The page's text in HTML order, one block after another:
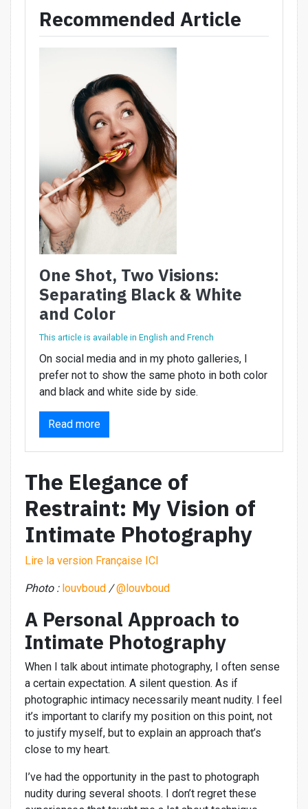
Recommended Article
One Shot, Two Visions:
Separating Black & White
and Color
This article is available in English and French
On social media and in my photo galleries, I
prefer not to show the same photo in both color
and black and white side by side.
Read more
The Elegance of
Restraint: My Vision of
Intimate Photography
Lire la version Française ICI
Photo : louvboud /@louvboud
A Personal Approach to
Intimate Photography
When I talk about intimate photography, I often sense
a certain expectation. A silent question. As if
photographic intimacy necessarily meant nudity. I feel
it’s important to clarify my position on this point, not
to justify myself, but to explain an approach that’s
close to my heart.
I’ve had the opportunity in the past to photograph
nudity during several shoots. I don’t regret these